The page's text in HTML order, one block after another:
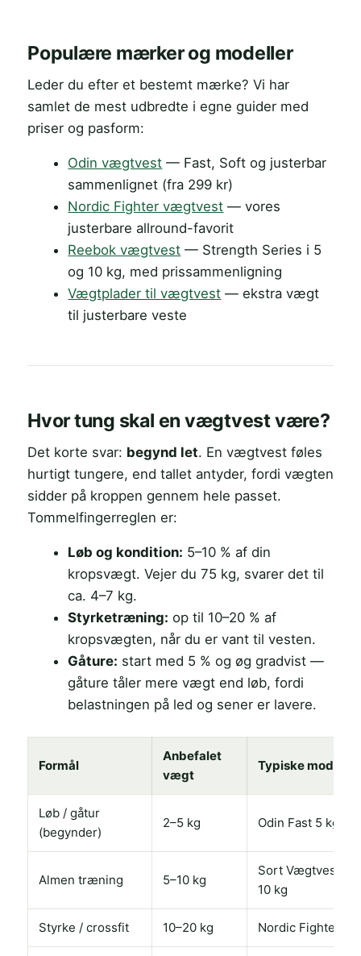
Populære mærker og modeller
Leder du efter et bestemt mærke? Vi har
samlet de mest udbredte i egne guider med
priser og pasform:
Odin vægtvest — Fast, Soft og justerbar
sammenlignet (fra 299 kr)
Nordic Fighter vægtvest — vores
justerbare allround-favorit
Reebok vægtvest — Strength Series i 5
og 10 kg, med prissammenligning
Vægtplader til vægtvest — ekstra vægt
til justerbare veste
Hvor tung skal en vægtvest være?
Det korte svar: begynd let. En vægtvest føles
hurtigt tungere, end tallet antyder, fordi vægten
sidder på kroppen gennem hele passet.
Tommelfingerreglen er:
Løb og kondition: 5–10 % af din
kropsvægt. Vejer du 75 kg, svarer det til
ca. 4–7 kg.
Styrketræning: op til 10–20 % af
kropsvægten, når du er vant til vesten.
Gåture: start med 5 % og øg gradvist —
gåture tåler mere vægt end løb, fordi
belastningen på led og sener er lavere.
Formål
Anbefalet
vægt
Typiske modeller
Løb / gåtur
(begynder)
2–5 kg Odin Fast 5 kg,
Almen træning 5–10 kg
Sort Vægtvest 10
10 kg
Styrke / crossfit 10–20 kg Nordic Fighter,